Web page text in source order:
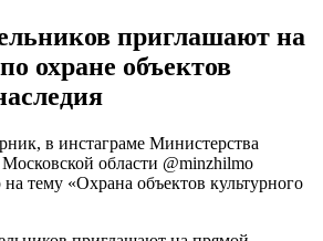
приглашают на
охране объектов
в инстаграме Министерства
области @minzhilmo
тему «Охрана объектов культурного